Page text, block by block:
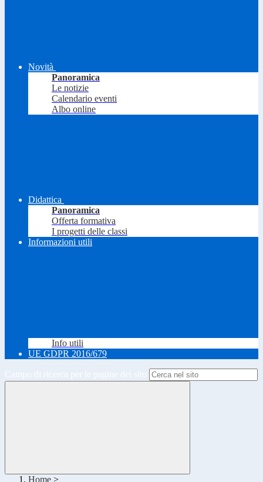
Novità
Panoramica
Le notizie
Calendario eventi
Albo online
Didattica
Panoramica
Offerta formativa
I progetti delle classi
Informazioni utili
Info utili
UE GDPR 2016/679
Home >